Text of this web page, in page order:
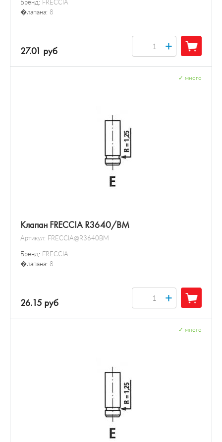
Бренд: FRECCIA
�лапана: 8
27.01 руб +
Клапан FRECCIA R3640/BM
Артикул: FRECCIA@R3640BM
Бренд: FRECCIA
�лапана: 8
много
26.15 руб +
много